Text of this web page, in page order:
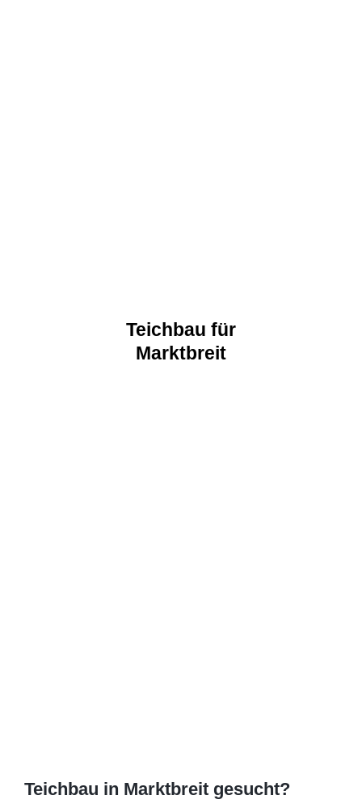
Teichbau für
Marktbreit
Teichbau in Marktbreit gesucht?